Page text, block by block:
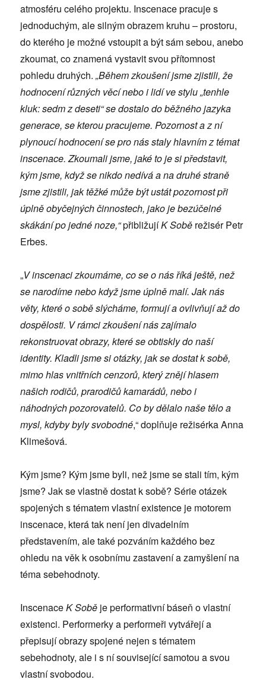
atmosféru celého projektu. Inscenace pracuje s
jednoduchým, ale silným obrazem kruhu – prostoru,
do kterého je možné vstoupit a být sám sebou, anebo
zkoumat, co znamená vystavit svou přítomnost
pohledu druhých.„Během zkoušení jsme zjistili, že
hodnocení různých věcí nebo i lidí ve stylu „tenhle
kluk: sedm z deseti“ se dostalo do běžného jazyka
generace, se kterou pracujeme. Pozornost a z ní
plynoucí hodnocení se pro nás staly hlavním z témat
inscenace. Zkoumali jsme, jaké to je si představit,
kým jsme, když se nikdo nedívá a na druhé straně
jsme zjistili, jak těžké může být ustát pozornost při
úplně obyčejných činnostech, jako je bezúčelné
skákání po jedné noze,“přibližujíK Sobě režisér Petr
Erbes.
„V inscenaci zkoumáme, co se o nás říká ještě, než
se narodíme nebo když jsme úplně malí. Jak nás
věty, které o sobě slýcháme, formují a ovlivňují až do
dospělosti. V rámci zkoušení nás zajímalo
rekonstruovat obrazy, které se obtiskly do naší
identity. Kladli jsme si otázky, jak se dostat k sobě,
mimo hlas vnitřních cenzorů, který znějí hlasem
našich rodičů, prarodičů kamarádů, nebo i
náhodných pozorovatelů. Co by dělalo naše tělo a
mysl, kdyby byly svobodné,“ doplňuje režisérka Anna
Klimešová.
Kým jsme? Kým jsme byli, než jsme se stali tím, kým
jsme? Jak se vlastně dostat k sobě? Série otázek
spojených s tématem vlastní existence je motorem
inscenace, která tak není jen divadelním
představením, ale také pozváním každého bez
ohledu na věk k osobnímu zastavení a zamyšlení na
téma sebehodnoty.
InscenaceK Sobě je performativní báseň o vlastní
existenci. Performerky a performeři vytvářejí a
přepisují obrazy spojené nejen s tématem
sebehodnoty, ale i s ní související samotou a svou
vlastní svobodou.